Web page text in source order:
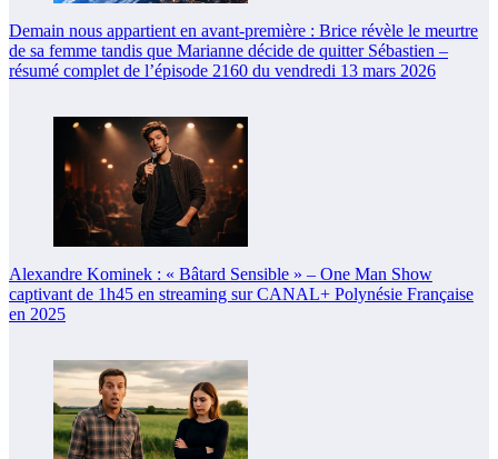
Demain nous appartient en avant-première : Brice révèle le meurtre
de sa femme tandis que Marianne décide de quitter Sébastien –
résumé complet de l’épisode 2160 du vendredi 13 mars 2026
Alexandre Kominek : « Bâtard Sensible » – One Man Show
captivant de 1h45 en streaming sur CANAL+ Polynésie Française
en 2025